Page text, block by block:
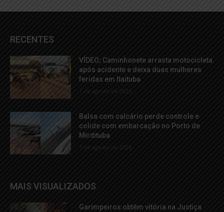
RECENTES
VÍDEO; Caminhonete arrasta motocicleta
após acidente e deixa duas mulheres
feridas em Itaituba
7 de agosto de 2026
Balsa com calcário perde controle e
colide com embarcação no Porto de
Miritituba
7 de agosto de 2026
MAIS VISUALIZADOS
Garimpeiros obtêm vitória na Justiça